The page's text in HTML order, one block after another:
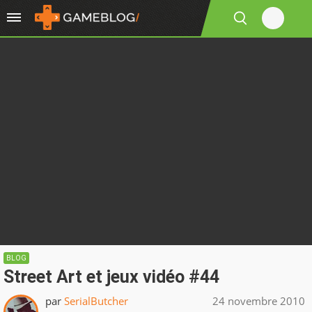
BLOG
Street Art et jeux vidéo #44
par SerialButcher 24 novembre 2010